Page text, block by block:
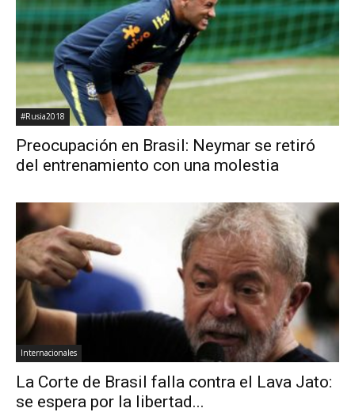
#Rusia2018
Preocupación en Brasil: Neymar se retiró
del entrenamiento con una molestia
Internacionales
La Corte de Brasil falla contra el Lava Jato:
se espera por la libertad...